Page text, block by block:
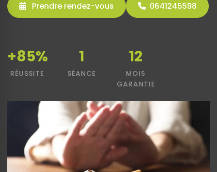
Prendre rendez-vous 0641245598
+85%
RÉUSSITE
1
SÉANCE
12
MOIS
GARANTIE